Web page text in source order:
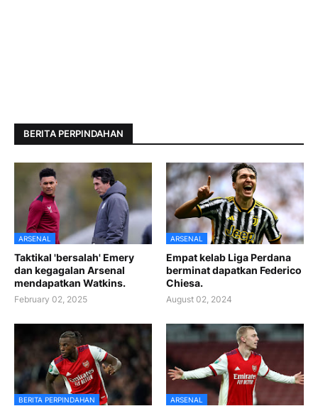
BERITA PERPINDAHAN
ARSENAL
Taktikal 'bersalah' Emery
dan kegagalan Arsenal
mendapatkan Watkins.
February 02, 2025
ARSENAL
Empat kelab Liga Perdana
berminat dapatkan Federico
Chiesa.
August 02, 2024
BERITA PERPINDAHAN ARSENAL